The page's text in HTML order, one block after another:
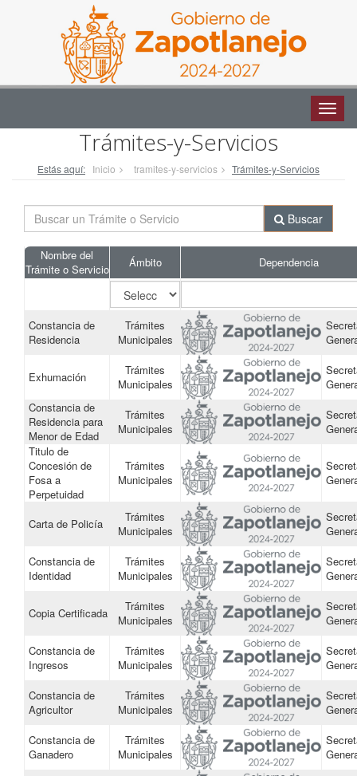
Trámites-y-Servicios
Estás aquí: Inicio tramites-y-servicios Trámites-y-Servicios
Buscar
Nombre del
Trámite o Servicio
Ámbito Dependencia
Constancia de
Residencia
Trámites
Municipales
Exhumación
Trámites
Municipales
Constancia de
Residencia para
Menor de Edad
Trámites
Municipales
Titulo de
Concesión de
Fosa a
Perpetuidad
Trámites
Municipales
Carta de Policía
Trámites
Municipales
Constancia de
Identidad
Trámites
Municipales
Copia Certificada
Trámites
Municipales
Constancia de
Ingresos
Trámites
Municipales
Constancia de
Agricultor
Trámites
Municipales
Constancia de
Ganadero
Trámites
Municipales